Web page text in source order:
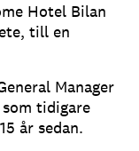
Hotel Bilan
till en
Manager
tidigare
år sedan.